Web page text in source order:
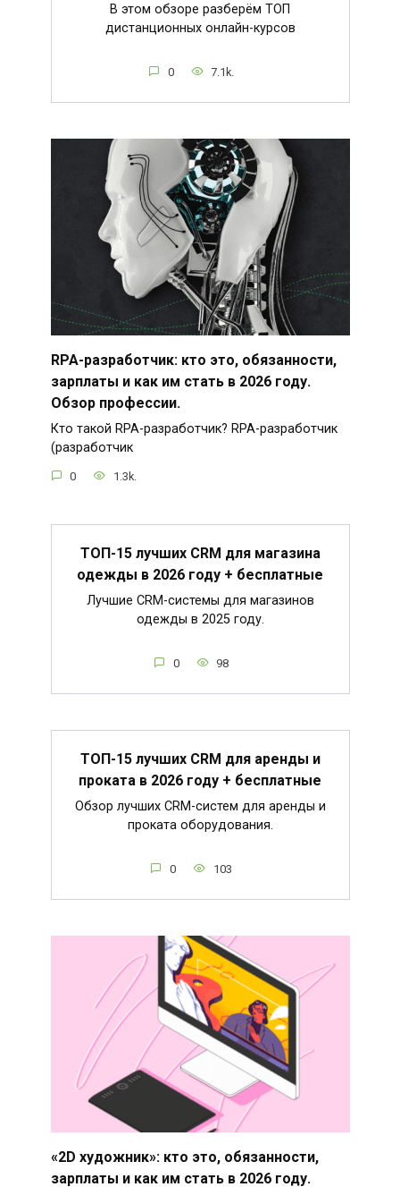
В этом обзоре разберём ТОП
дистанционных онлайн-курсов
0 7.1k.
RPA-разработчик: кто это, обязанности,
зарплаты и как им стать в 2026 году.
Обзор профессии.
Кто такой RPA-разработчик? RPA-разработчик
(разработчик
0 1.3k.
ТОП-15 лучших CRM для магазина
одежды в 2026 году + бесплатные
Лучшие CRM-системы для магазинов
одежды в 2025 году.
0 98
ТОП-15 лучших CRM для аренды и
проката в 2026 году + бесплатные
Обзор лучших CRM-систем для аренды и
проката оборудования.
0 103
«2D художник»: кто это, обязанности,
зарплаты и как им стать в 2026 году.